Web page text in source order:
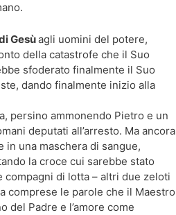
Gesùagli uomini del potere,
della catastrofe che il Suo
sfoderato finalmente il Suo
dando finalmente inizio alla
persino ammonendo Pietro e un
deputati all’arresto. Ma ancora
in una maschera di sangue,
la croce cui sarebbe stato
compagni di lotta – altri due zeloti
comprese le parole che il Maestro
del Padre e l’amore come